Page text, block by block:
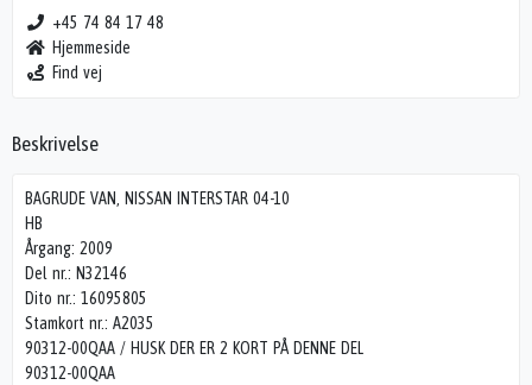
+45 74 84 17 48
Hjemmeside
Find vej
Beskrivelse
BAGRUDE VAN, NISSAN INTERSTAR 04-10
HB
Årgang: 2009
Del nr.: N32146
Dito nr.: 16095805
Stamkort nr.: A2035
90312-00QAA / HUSK DER ER 2 KORT PÅ DENNE DEL
90312-00QAA